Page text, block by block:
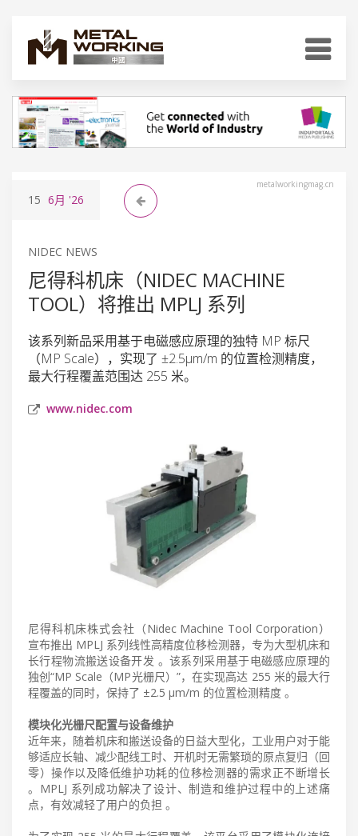
metalworkingmag.cn
15 6月 '26
NIDEC NEWS
尼得科机床（NIDEC MACHINE
TOOL）将推出 MPLJ 系列
该系列新品采用基于电磁感应原理的独特 MP 标尺
（MP Scale），实现了 ±2.5μm/m 的位置检测精度，
最大行程覆盖范围达 255 米。
www.nidec.com
尼得科机床株式会社（Nidec Machine Tool Corporation）
宣布推出 MPLJ 系列线性高精度位移检测器，专为大型机床和
长行程物流搬送设备开发 。该系列采用基于电磁感应原理的
独创“MP Scale（MP光栅尺）”，在实现高达 255 米的最大行
程覆盖的同时，保持了 ±2.5 μm/m 的位置检测精度 。
模块化光栅尺配置与设备维护
近年来，随着机床和搬送设备的日益大型化，工业用户对于能
够适应长轴、减少配线工时、开机时无需繁琐的原点复归（回
零）操作以及降低维护功耗的位移检测器的需求正不断增长
。MPLJ 系列成功解决了设计、制造和维护过程中的上述痛
点，有效减轻了用户的负担 。